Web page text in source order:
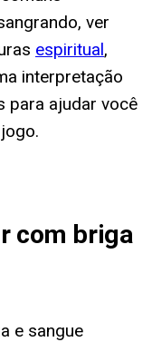
ver
espiritual,
interpretação
para ajudar você
com briga
e sangue